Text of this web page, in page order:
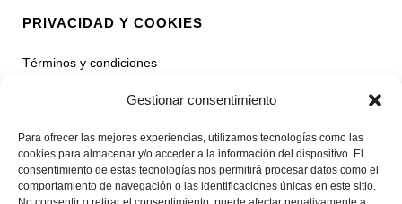
Gestionar consentimiento
Para ofrecer las mejores experiencias, utilizamos tecnologías como las
cookies para almacenar y/o acceder a la información del dispositivo. El
consentimiento de estas tecnologías nos permitirá procesar datos como el
comportamiento de navegación o las identificaciones únicas en este sitio.
PRIVACIDAD Y COOKIES
Términos y condiciones
Política de privacidad
Contacto